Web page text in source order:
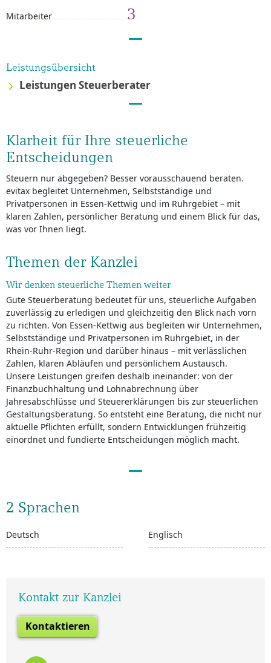
Mitarbeiter 3
Leistungsübersicht
Leistungen Steuerberater
Klarheit für Ihre steuerliche
Entscheidungen
Steuern nur abgegeben? Besser vorausschauend beraten.
evitax begleitet Unternehmen, Selbstständige und
Privatpersonen in Essen-Kettwig und im Ruhrgebiet – mit
klaren Zahlen, persönlicher Beratung und einem Blick für das,
was vor Ihnen liegt.
Themen der Kanzlei
Wir denken steuerliche Themen weiter
Gute Steuerberatung bedeutet für uns, steuerliche Aufgaben
zuverlässig zu erledigen und gleichzeitig den Blick nach vorn
zu richten. Von Essen-Kettwig aus begleiten wir Unternehmen,
Selbstständige und Privatpersonen im Ruhrgebiet, in der
Rhein-Ruhr-Region und darüber hinaus – mit verlässlichen
Zahlen, klaren Abläufen und persönlichem Austausch.
Unsere Leistungen greifen deshalb ineinander: von der
Finanzbuchhaltung und Lohnabrechnung über
Jahresabschlüsse und Steuererklärungen bis zur steuerlichen
Gestaltungsberatung. So entsteht eine Beratung, die nicht nur
aktuelle Pflichten erfüllt, sondern Entwicklungen frühzeitig
einordnet und fundierte Entscheidungen möglich macht.
2 Sprachen
Deutsch Englisch
Kontakt zur Kanzlei
Kontaktieren